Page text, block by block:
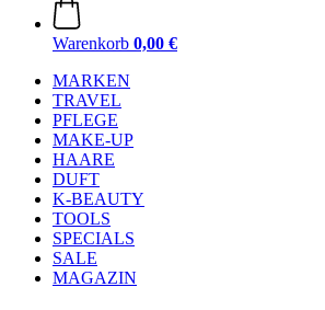
Warenkorb 0,00 €
MARKEN
TRAVEL
PFLEGE
MAKE-UP
HAARE
DUFT
K-BEAUTY
TOOLS
SPECIALS
SALE
MAGAZIN